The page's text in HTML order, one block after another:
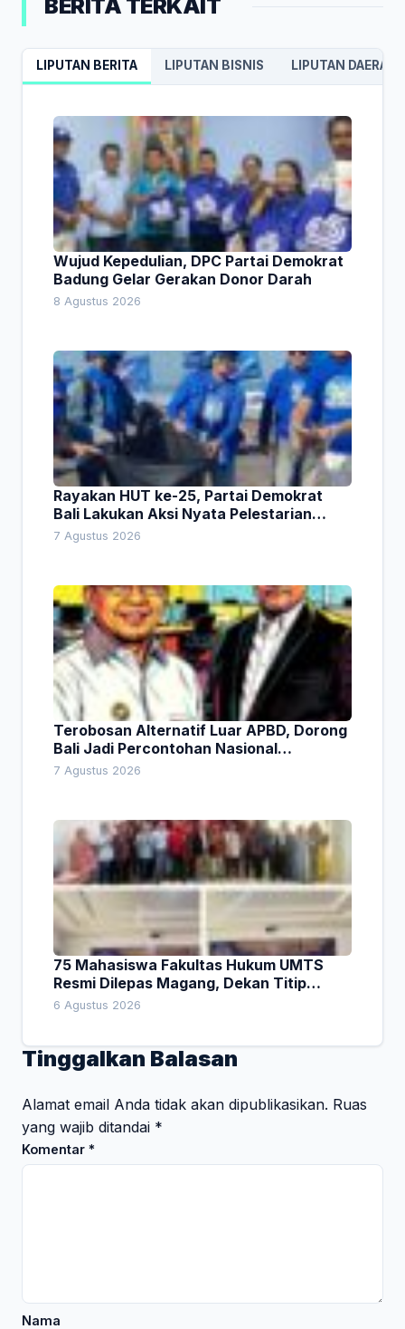
BERITA TERKAIT
LIPUTAN BERITA LIPUTAN BISNIS LIPUTAN DAERAH
Wujud Kepedulian, DPC Partai Demokrat
Badung Gelar Gerakan Donor Darah
8 Agustus 2026
Rayakan HUT ke-25, Partai Demokrat
Bali Lakukan Aksi Nyata Pelestarian
Lingkungan
7 Agustus 2026
Terobosan Alternatif Luar APBD, Dorong
Bali Jadi Percontohan Nasional
Pembiayaan Daerah
7 Agustus 2026
75 Mahasiswa Fakultas Hukum UMTS
Resmi Dilepas Magang, Dekan Titip
Empat Pesan Penting
6 Agustus 2026
Tinggalkan Balasan
Alamat email Anda tidak akan dipublikasikan. Ruas
yang wajib ditandai *
Komentar *
Nama